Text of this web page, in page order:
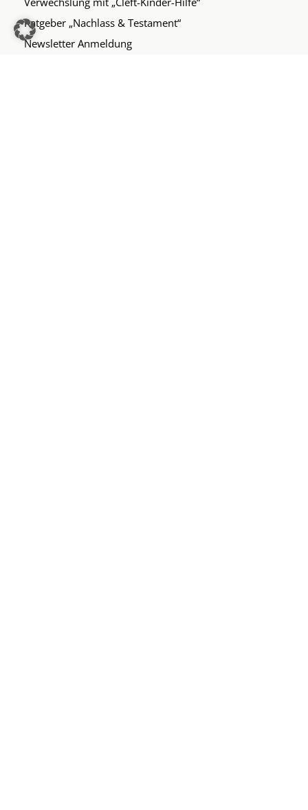
Ratgeber „Nachlass & Testament“
Newsletter Anmeldung